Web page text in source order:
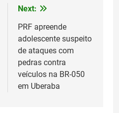
Next:
PRF apreende
adolescente suspeito
de ataques com
pedras contra
veículos na BR-050
em Uberaba